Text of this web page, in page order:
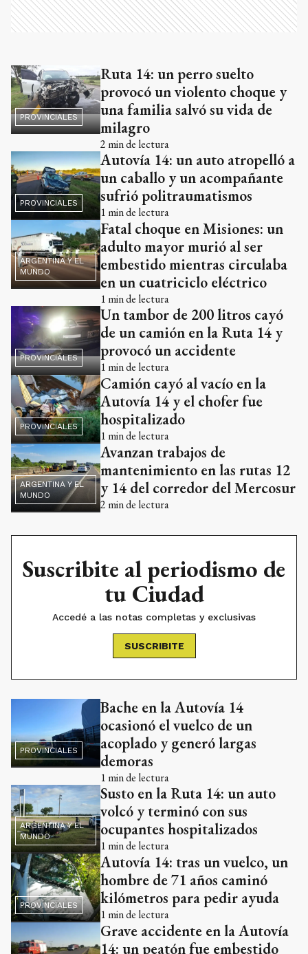
PROVINCIALES
Ruta 14: un perro suelto
provocó un violento choque y
una familia salvó su vida de
milagro
2 min de lectura
PROVINCIALES
Autovía 14: un auto atropelló a
un caballo y un acompañante
sufrió politraumatismos
1 min de lectura
ARGENTINA Y EL
MUNDO
Fatal choque en Misiones: un
adulto mayor murió al ser
embestido mientras circulaba
en un cuatriciclo eléctrico
1 min de lectura
PROVINCIALES
Un tambor de 200 litros cayó
de un camión en la Ruta 14 y
provocó un accidente
1 min de lectura
PROVINCIALES
Camión cayó al vacío en la
Autovía 14 y el chofer fue
hospitalizado
1 min de lectura
ARGENTINA Y EL
MUNDO
Avanzan trabajos de
mantenimiento en las rutas 12
y 14 del corredor del Mercosur
2 min de lectura
Suscribite al periodismo de
tu Ciudad
Accedé a las notas completas y exclusivas
SUSCRIBITE
PROVINCIALES
Bache en la Autovía 14
ocasionó el vuelco de un
acoplado y generó largas
demoras
1 min de lectura
ARGENTINA Y EL
MUNDO
Susto en la Ruta 14: un auto
volcó y terminó con sus
ocupantes hospitalizados
1 min de lectura
PROVINCIALES
Autovía 14: tras un vuelco, un
hombre de 71 años caminó
kilómetros para pedir ayuda
1 min de lectura
Grave accidente en la Autovía
14: un peatón fue embestido